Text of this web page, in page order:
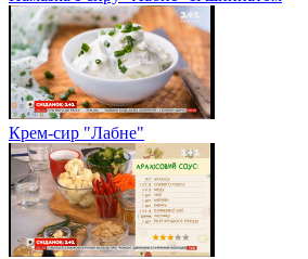
Крем-сир "Лабне"